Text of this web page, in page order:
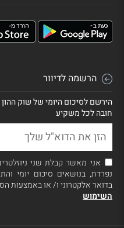
הרשמה לדיוור
הירשם לסיכום היומי של שוק ההון
חובה לכל משקיע
אני מאשר קבלת שני
נפרדת, בנושאים סיכום יומי
בדואר אלקטרוני ו/ או באמצעות
השימוש